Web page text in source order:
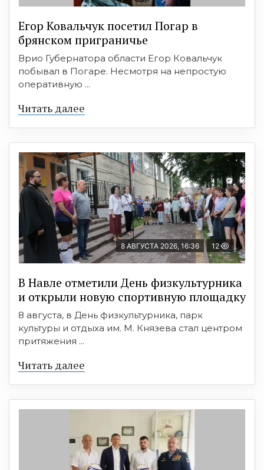
Егор Ковальчук посетил Погар в
брянском приграничье
Врио Губернатора области Егор Ковальчук
побывал в Погаре. Несмотря на непростую
оперативную ...
Читать далее
8 АВГУСТА 2026, 16:36 12
В Навле отметили День физкультурника
и открыли новую спортивную площадку
8 августа, в День физкультурника, парк
культуры и отдыха им. М. Князева стал центром
притяжения ...
Читать далее